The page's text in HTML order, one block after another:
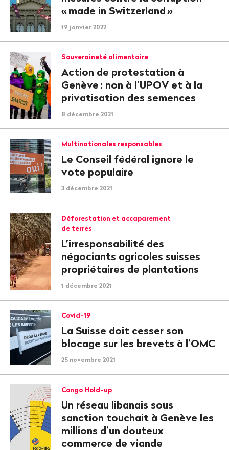
«made in Switzerland»
19 janvier 2022
Souveraineté alimentaire
Action de protestation à
Genève : non à l’UPOV et à la
privatisation des semences
8 décembre 2021
Multinationales responsables
Le Conseil fédéral ignore le
vote populaire
3 décembre 2021
Déforestation et accaparement
de terres
L’irresponsabilité des
négociants agricoles suisses
propriétaires de plantations
1 décembre 2021
Covid-19
La Suisse doit cesser son
blocage sur les brevets à l’OMC
25 novembre 2021
Congo Hold-up
Un réseau libanais sous
sanction touchait à Genève les
millions d’un douteux
commerce de viande